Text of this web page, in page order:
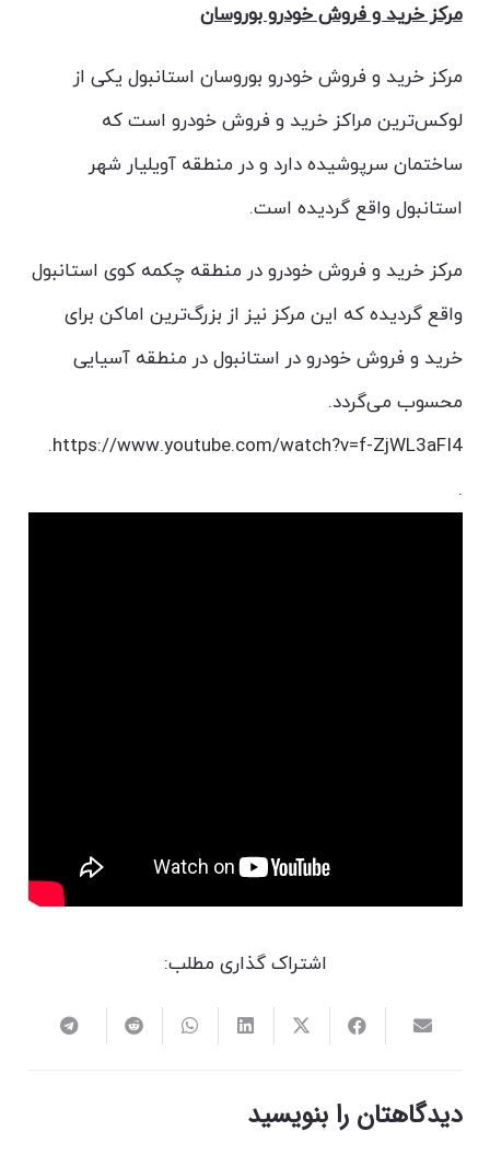
مرکز خرید و فروش خودرو بوروسان
مرکز خرید و فروش خودرو بوروسان استانبول یکی از
لوکس‌ترین مراکز خرید و فروش خودرو است که
ساختمان سرپوشیده دارد و در منطقه آویلیار شهر
استانبول واقع گردیده است.
مرکز خرید و فروش خودرو در منطقه چکمه کوی استانبول
واقع گردیده که این مرکز نیز از بزرگ‌ترین اماکن برای
خرید و فروش خودرو در استانبول در منطقه آسیایی
محسوب می‌گردد.
https://www.youtube.com/watch?v=f-ZjWL3aFI4.
.
اشتراک گذاری مطلب:
دیدگاهتان را بنویسید